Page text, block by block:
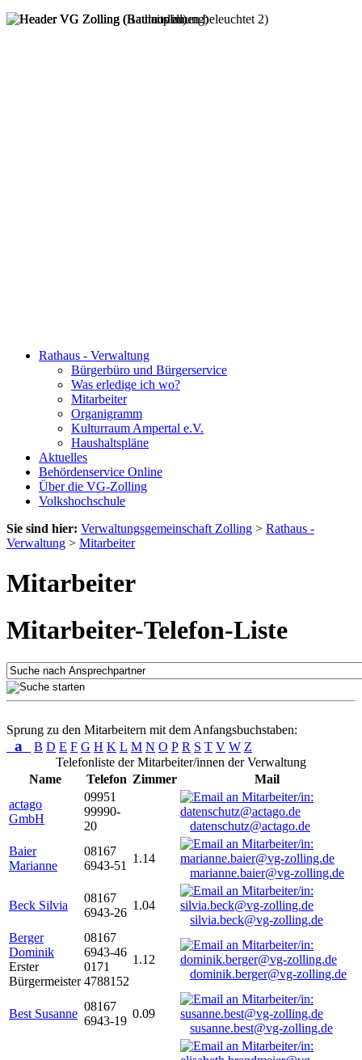
Rathaus - Verwaltung
Bürgerbüro und Bürgerservice
Was erledige ich wo?
Mitarbeiter
Organigramm
Kulturraum Ampertal e.V.
Haushaltspläne
Aktuelles
Behördenservice Online
Über die VG-Zolling
Volkshochschule
Sie sind hier: Verwaltungsgemeinschaft Zolling > Rathaus -
Verwaltung > Mitarbeiter
Mitarbeiter
Mitarbeiter-Telefon-Liste
Sprung zu den Mitarbeitern mit dem Anfangsbuchstaben:
a B D E F G H K L M N O P R S T V W Z
Telefonliste der Mitarbeiter/innen der Verwaltung
Name
Telefon Zimmer
Mail
actago
GmbH
09951
99990-
20
datenschutz@actago.de
Baier
Marianne
08167
6943-51
1.14
marianne.baier@vg-zolling.de
Beck Silvia
08167
6943-26
1.04
silvia.beck@vg-zolling.de
Berger
Dominik
Erster
Bürgermeister
08167
6943-46
0171
4788152
1.12
dominik.berger@vg-zolling.de
Best Susanne
08167
6943-19
0.09
susanne.best@vg-zolling.de